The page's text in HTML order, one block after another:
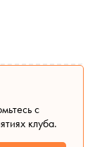
с
клуба.